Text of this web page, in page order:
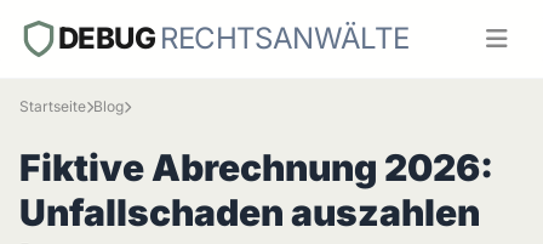
DEBUG RECHTSANWÄLTE
Startseite Blog
Fiktive Abrechnung 2026:
Unfallschaden auszahlen